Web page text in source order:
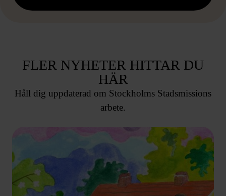
FLER NYHETER HITTAR DU
HÄR
Håll dig uppdaterad om Stockholms Stadsmissions
arbete.